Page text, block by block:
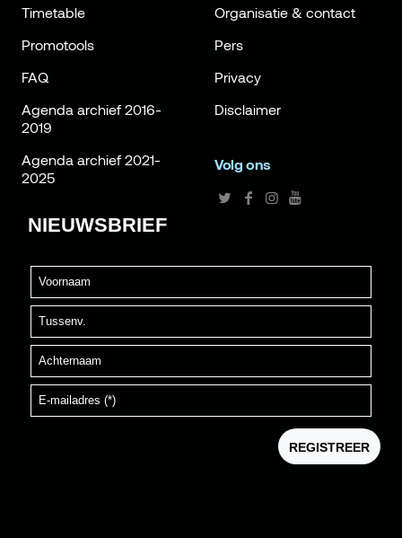
Timetable
Promotools
FAQ
Agenda archief 2016-
2019
Agenda archief 2021-
2025
Organisatie & contact
Pers
Privacy
Disclaimer
Volg ons